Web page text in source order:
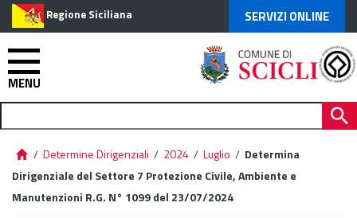
Regione Siciliana SERVIZI ONLINE
MENU
/ Determine Dirigenziali / 2024 / Luglio / Determina
Dirigenziale del Settore 7 Protezione Civile, Ambiente e
Manutenzioni R.G. N° 1099 del 23/07/2024